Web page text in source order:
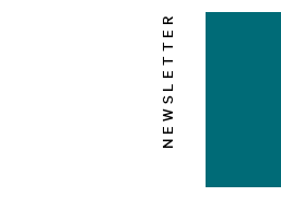
NEWSLETTER